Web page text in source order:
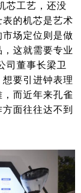
工艺，还没
的机芯是艺术
场定位则是做
这就需要专业
司董事长梁卫
要引进钟表理
而近年来孔雀
面往往达不到